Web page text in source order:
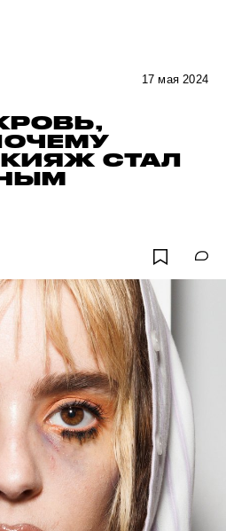
17 мая 2024
СТАЛ